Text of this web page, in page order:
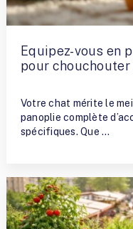
Equipez-vous en
pour chouchouter
Votre chat mérite le
panoplie complète
spécifiques. Que …